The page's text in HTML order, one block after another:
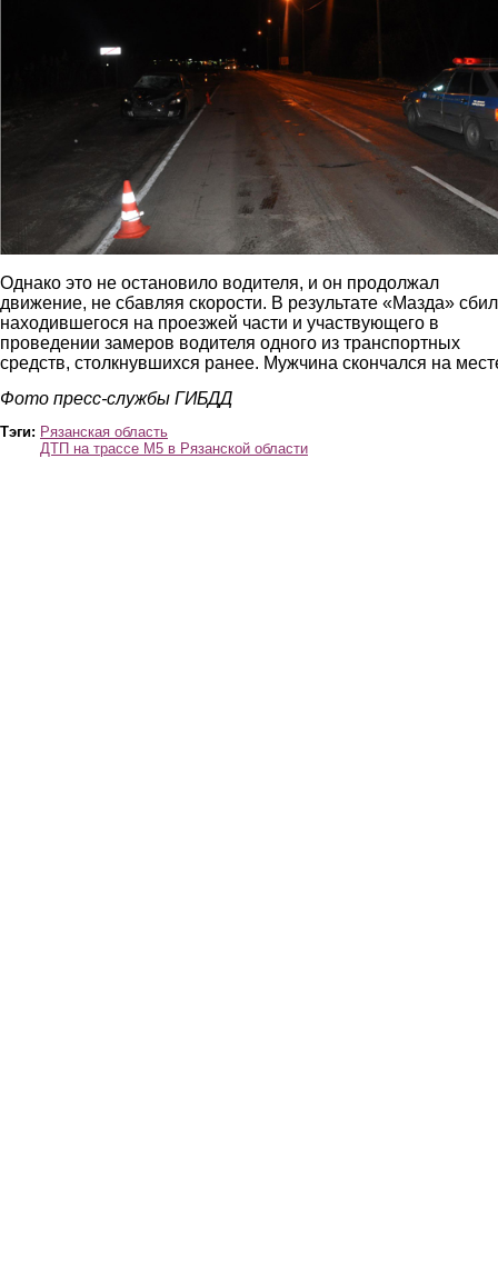
Однако это не остановило водителя, и он продолжал
движение, не сбавляя скорости. В результате «Мазда»
находившегося на проезжей части и участвующего в
проведении замеров водителя одного из транспортных
средств, столкнувшихся ранее. Мужчина скончался на
Фото пресс-службы ГИБДД
Тэги: Рязанская область
ДТП на трассе М5 в Рязанской области